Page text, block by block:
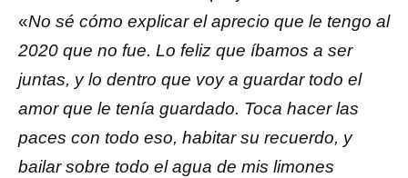
«No sé cómo explicar el aprecio que le tengo al
2020 que no fue. Lo feliz que íbamos a ser
juntas, y lo dentro que voy a guardar todo el
amor que le tenía guardado. Toca hacer las
paces con todo eso, habitar su recuerdo, y
bailar sobre todo el agua de mis limones